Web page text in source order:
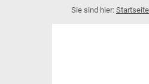
Startseite